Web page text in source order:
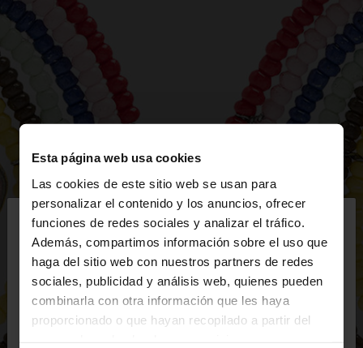
Esta página web usa cookies
Las cookies de este sitio web se usan para
personalizar el contenido y los anuncios, ofrecer
funciones de redes sociales y analizar el tráfico.
Además, compartimos información sobre el uso que
haga del sitio web con nuestros partners de redes
sociales, publicidad y análisis web, quienes pueden
combinarla con otra información que les haya
proporcionado o que hayan recopilado a partir del
hola
Estás accediendo a la web de España. ¿Quieres ir a
la web de United States?